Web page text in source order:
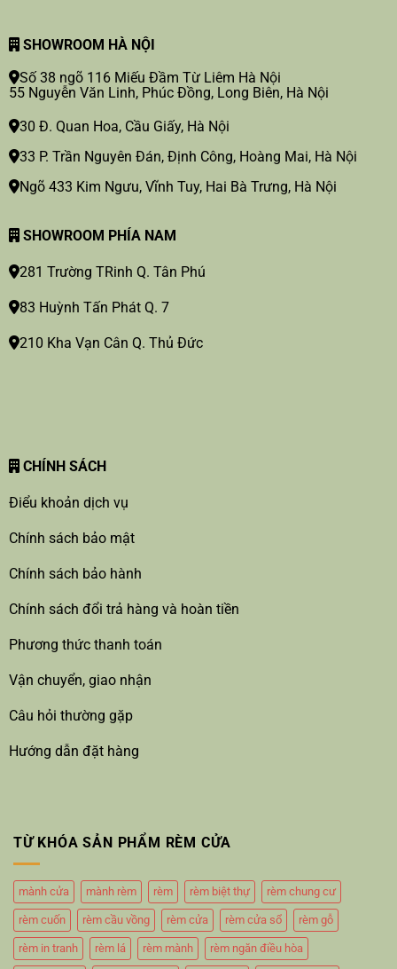
SHOWROOM HÀ NỘI
Số 38 ngõ 116 Miếu Đầm Từ Liêm Hà Nội
55 Nguyễn Văn Linh, Phúc Đồng, Long Biên, Hà Nội
30 Đ. Quan Hoa, Cầu Giấy, Hà Nội
33 P. Trần Nguyên Đán, Định Công, Hoàng Mai, Hà Nội
Ngõ 433 Kim Ngưu, Vĩnh Tuy, Hai Bà Trưng, Hà Nội
SHOWROOM PHÍA NAM
281 Trường TRinh Q. Tân Phú
83 Huỳnh Tấn Phát Q. 7
210 Kha Vạn Cân Q. Thủ Đức
CHÍNH SÁCH
Điểu khoản dịch vụ
Chính sách bảo mật
Chính sách bảo hành
Chính sách đổi trả hàng và hoàn tiền
Phương thức thanh toán
Vận chuyển, giao nhận
Câu hỏi thường gặp
Hướng dẫn đặt hàng
TỪ KHÓA SẢN PHẨM RÈM CỬA
mành cửa mành rèm rèm rèm biệt thự rèm chung cư
rèm cuốn rèm cầu vồng rèm cửa rèm cửa sổ rèm gỗ
rèm in tranh rèm lá rèm mành rèm ngăn điều hòa